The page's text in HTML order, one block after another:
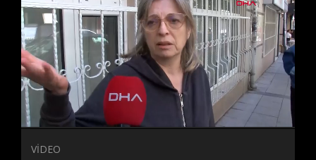
:
0%
Yükleniyor:
0%
VİDEO